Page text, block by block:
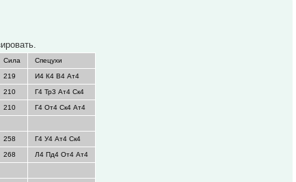
Сила Спецухи
219 И4 К4 В4 Ат4
210 Г4 Тр3 Ат4 Ск4
210 Г4 От4 Ск4 Ат4
258 Г4 У4 Ат4 Ск4
268 Л4 Пд4 От4 Ат4